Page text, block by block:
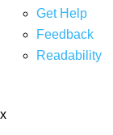
Get Help
Feedback
Readability
x